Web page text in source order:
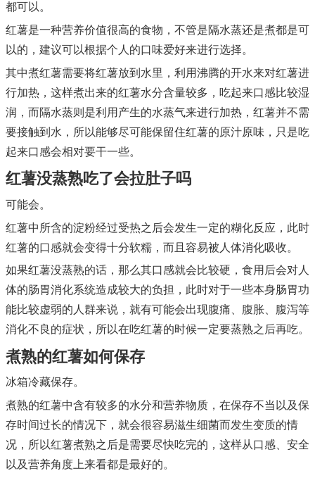
都可以。
红薯是一种营养价值很高的食物，不管是隔水蒸还是煮都是可
以的，建议可以根据个人的口味爱好来进行选择。
其中煮红薯需要将红薯放到水里，利用沸腾的开水来对红薯进
行加热，这样煮出来的红薯水分含量较多，吃起来口感比较湿
润，而隔水蒸则是利用产生的水蒸气来进行加热，红薯并不需
要接触到水，所以能够尽可能保留住红薯的原汁原味，只是吃
起来口感会相对要干一些。
红薯没蒸熟吃了会拉肚子吗
可能会。
红薯中所含的淀粉经过受热之后会发生一定的糊化反应，此时
红薯的口感就会变得十分软糯，而且容易被人体消化吸收。
如果红薯没蒸熟的话，那么其口感就会比较硬，食用后会对人
体的肠胃消化系统造成较大的负担，此时对于一些本身肠胃功
能比较虚弱的人群来说，就有可能会出现腹痛、腹胀、腹泻等
消化不良的症状，所以在吃红薯的时候一定要蒸熟之后再吃。
煮熟的红薯如何保存
冰箱冷藏保存。
煮熟的红薯中含有较多的水分和营养物质，在保存不当以及保
存时间过长的情况下，就会很容易滋生细菌而发生变质的情
况，所以红薯煮熟之后是需要尽快吃完的，这样从口感、安全
以及营养角度上来看都是最好的。